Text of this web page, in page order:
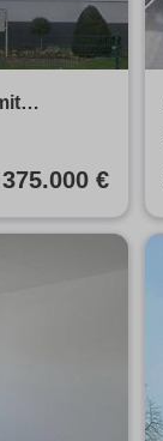
375.000 €